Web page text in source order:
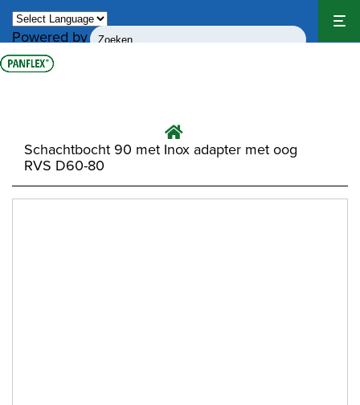
Powered by
Translate
Schachtbocht 90 met Inox adapter met oog
RVS D60-80